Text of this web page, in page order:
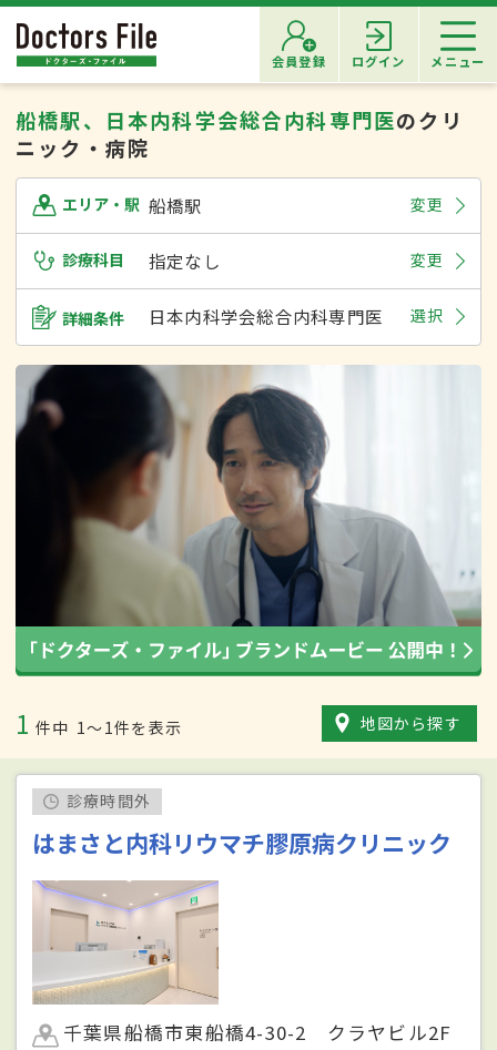
会員登録 ログイン メニュー
船橋駅、日本内科学会総合内科専門医のクリ
ニック・病院
エリア・駅 船橋駅 変更
診療科目 指定なし 変更
詳細条件 日本内科学会総合内科専門医 選択
1 件中 1〜1件を表示 地図から探す
診療時間外
はまさと内科リウマチ膠原病クリニック
千葉県船橋市東船橋4-30-2 クラヤビル2F